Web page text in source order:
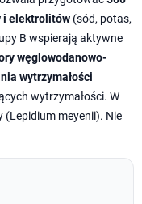
i elektrolitów (sód, potas,
B wspierają aktywne
węglowodanowo-
wytrzymałości
wytrzymałości. W
(Lepidium meyenii). Nie